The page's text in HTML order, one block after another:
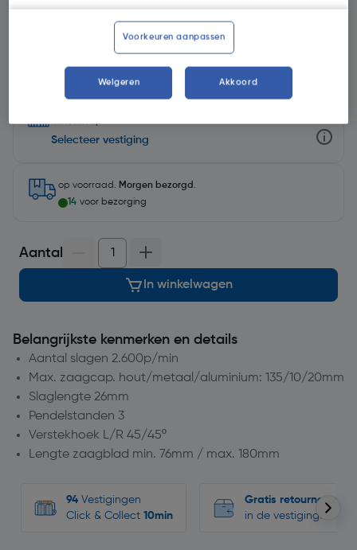
| Excl. btw € 194,02
minuten op
Selecteer vestiging
op voorraad. Morgen bezorgd .
14 voor bezorging
Aantal
In winkelwagen
Belangrijkste kenmerken en details
Aantal slagen 2.600p/min
Max. zaagcap. hout/metaal/aluminium: 135/10/20mm
Slaglengte 26mm
Pendelstanden 3
Verstekhoek L/R 45/45º
Lengte zaagblad min. 76mm / max. 180mm
94 Vestigingen
Click & Collect 10min
Gratis retourneren
in de vestigingen
Voorkeuren aanpassen
Weigeren Akkoord